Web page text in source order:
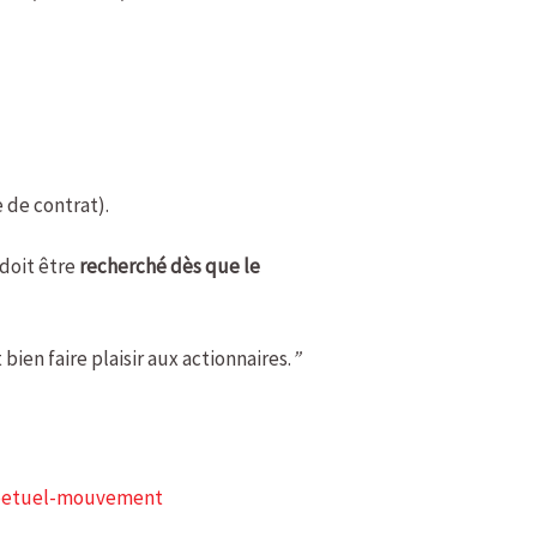
contrat).
être recherché dès que le
faire plaisir aux actionnaires.”
mouvement